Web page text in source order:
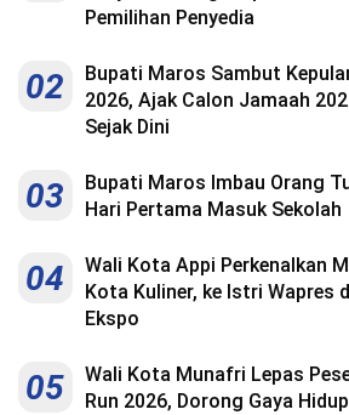
Pemilihan Penyedia
02
Bupati Maros Sambut
2026, Ajak Calon Jamaah
Sejak Dini
03
Bupati Maros Imbau Orang
Hari Pertama Masuk Sekolah
04
Wali Kota Appi Perkenalkan
Kota Kuliner, ke Istri Wapres
Ekspo
05
Wali Kota Munafri Lepas
Run 2026, Dorong Gaya